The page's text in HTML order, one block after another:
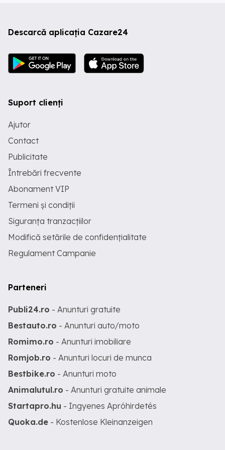
Descarcă aplicația Cazare24
Suport clienți
Ajutor
Contact
Publicitate
Întrebări frecvente
Abonament VIP
Termeni și condiții
Siguranța tranzacțiilor
Modifică setările de confidențialitate
Regulament Campanie
Parteneri
Publi24.ro - Anunturi gratuite
Bestauto.ro - Anunturi auto/moto
Romimo.ro - Anunturi imobiliare
Romjob.ro - Anunturi locuri de munca
Bestbike.ro - Anunturi moto
Animalutul.ro - Anunturi gratuite animale
Startapro.hu - Ingyenes Apróhirdetés
Quoka.de - Kostenlose Kleinanzeigen